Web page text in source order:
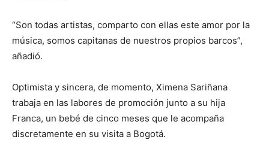
“Son todas artistas, comparto con ellas este amor por la
música, somos capitanas de nuestros propios barcos”,
añadió.
Optimista y sincera, de momento, Ximena Sariñana
trabaja en las labores de promoción junto a su hija
Franca, un bebé de cinco meses que le acompaña
discretamente en su visita a Bogotá.